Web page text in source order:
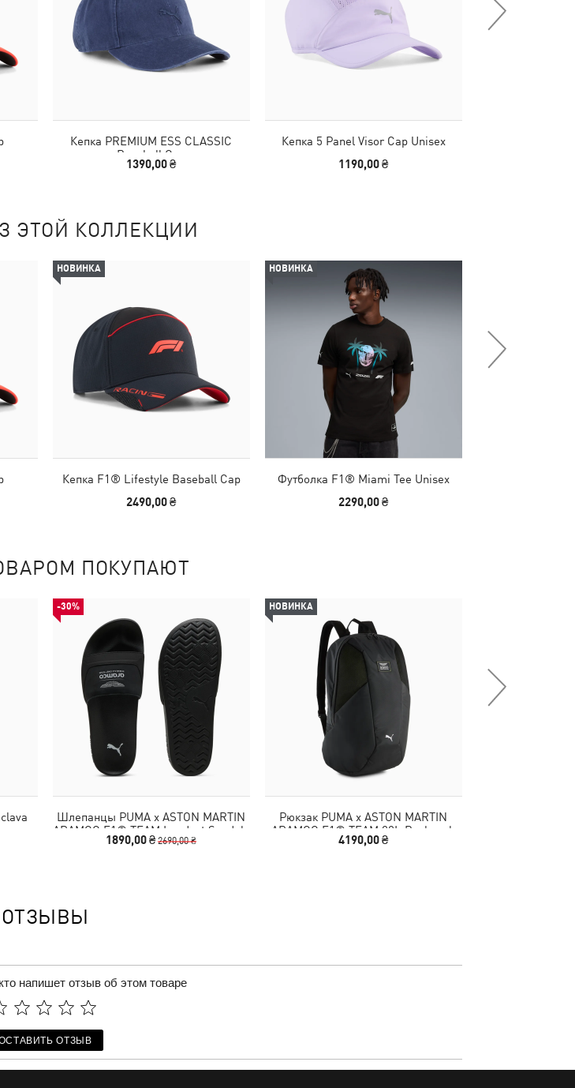
Кепка PREMIUM ESS CLASSIC
Baseball Cap
1390,00 ₴
Кепка 5 Panel Visor Cap Unisex
1190,00 ₴
ЭТОЙ КОЛЛЕКЦИИ
НОВИНКА
Кепка F1® Lifestyle Baseball Cap
2490,00 ₴
НОВИНКА
Футболка F1® Miami Tee Unisex
2290,00 ₴
ПОКУПАЮТ
-30%
Шлепанцы PUMA x ASTON MARTIN
ARAMCO F1® TEAM Leadcat Sandals
Unisex
1890,00 ₴2690,00 ₴
НОВИНКА
Рюкзак PUMA x ASTON MARTIN
ARAMCO F1® TEAM 22L Backpack
4190,00 ₴
ОТЗЫВЫ
напишет отзыв об этом товаре
ОТЗЫВ